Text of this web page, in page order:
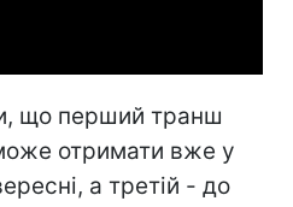
що перший транш
отримати вже у
а третій - до